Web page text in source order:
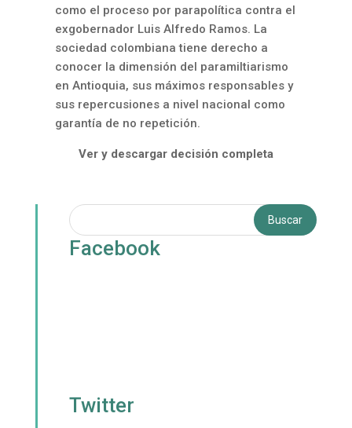
como el proceso por parapolítica contra el
exgobernador Luis Alfredo Ramos. La
sociedad colombiana tiene derecho a
conocer la dimensión del paramiltiarismo
en Antioquia, sus máximos responsables y
sus repercusiones a nivel nacional como
garantía de no repetición.
Ver y descargar decisión completa
Facebook
Twitter